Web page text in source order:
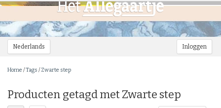
Nederlands Inloggen
Home /Tags /Zwarte step
Producten getagd met Zwarte step